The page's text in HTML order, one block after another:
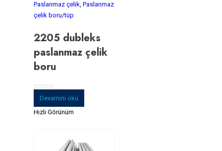
Paslanmaz çelik, Paslanmaz
çelik boru/tüp
2205 dubleks
paslanmaz çelik
boru
5 üzerinden
Devamını oku
Hızlı Görünüm